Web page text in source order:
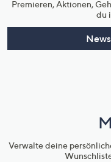
Premieren, Aktionen,
du
Verwalte deine